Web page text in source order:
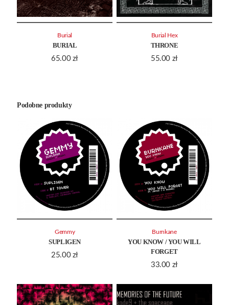
BURIAL
65.00 zł
Burial
THRONE
55.00 zł
Burial Hex
Podobne produkty
SUPLIGEN
25.00 zł
Gemmy
YOU KNOW / YOU WILL
FORGET
33.00 zł
Burnkane